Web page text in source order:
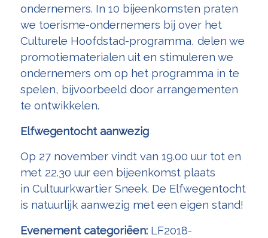
ondernemers. In 10 bijeenkomsten praten
we toerisme-ondernemers bij over het
Culturele Hoofdstad-programma, delen we
promotiematerialen uit en stimuleren we
ondernemers om op het programma in te
spelen, bijvoorbeeld door arrangementen
te ontwikkelen.
Elfwegentocht aanwezig
Op 27 november vindt van 19.00 uur tot en
met 22.30 uur een bijeenkomst plaats
in Cultuurkwartier Sneek. De Elfwegentocht
is natuurlijk aanwezig met een eigen stand!
Evenement categoriëen: LF2018-